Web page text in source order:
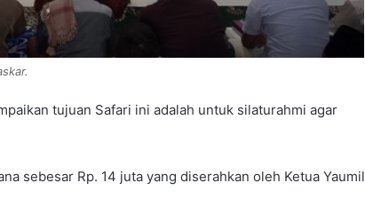
tujuan Safari ini adalah untuk silaturahmi agar
sebesar Rp. 14 juta yang diserahkan oleh Ketua Yaumil